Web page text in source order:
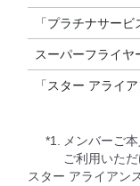
「プラチナサー
スーパーフライヤ
「スター アライ
*1.
メンバーご
ご利用いただ
スター アライアン